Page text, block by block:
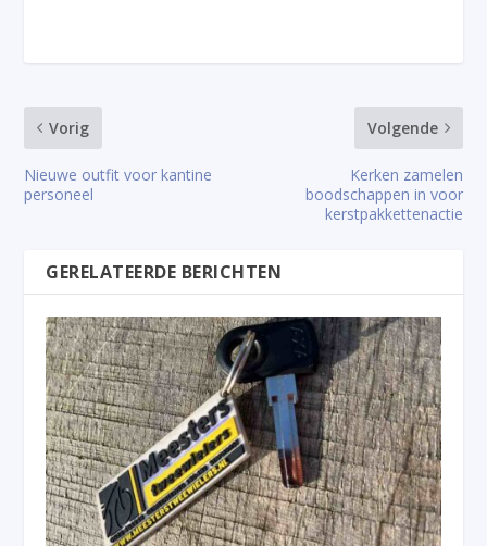
Vorig
Nieuwe outfit voor kantine
personeel
Volgende
Kerken zamelen
boodschappen in voor
kerstpakkettenactie
GERELATEERDE BERICHTEN